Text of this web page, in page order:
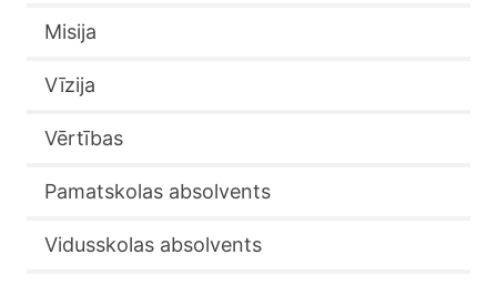
Misija
Vīzija
Vērtības
Pamatskolas absolvents
Vidusskolas absolvents